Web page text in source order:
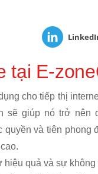
tại E-
cho tiếp thị
sẽ giúp nó trở
và tiên phong
quả và sự